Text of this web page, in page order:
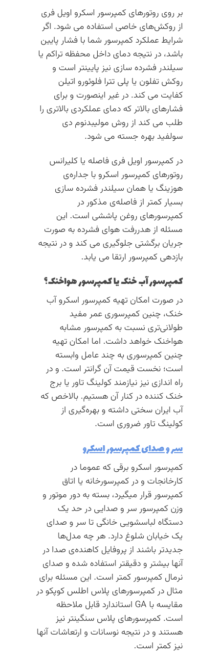
بر روی روتورهای کمپرسور اسکرو اویل فری
از روکش‌های خاصی استفاده می شود. اگر
شرایط عملکرد کمپرسور شما با فشار پایین
باشد، در نتیجه دمای داخل محفظه تراکم یا
سیلندر فشرده سازی نیز پایینتر است و
روکش تفلون یا پلی تترا فلوئورو اتیلن
کفایت می کند. در غیر اینصورت و برای
فشارهای بالاتر که دمای عملکردی بالاتری را
طلب می کند از روش مولیبدنوم دی
سولفید بهره جسته می شود.
در کمپرسور اویل فری فاصله یا کلیرانس
روتورهای کمپرسور اسکرو با جداره‌ی
هوزینگ یا همان سیلندر فشرده سازی
بسیار کمتر از فاصله‌ی مذکور در
کمپرسورهای روغن پاششی است. این
مسئله از هدررفت هوای فشرده به صورت
جریان برگشتی جلوگیری می کند و در نتیجه
بازدهی کمپرسور ارتقا می یابد.
کمپرسور آب خنک یا کمپرسور هواخنک؟
در صورت امکان تهیه کمپرسور اسکرو آب
خنک، چنین کمپرسوری عمر مفید
طولانی‌تری نسبت به کمپرسور مشابه
هواخنک خواهد داشت. اما امکان تهیه
چنین کمپرسوری به چند عامل وابسته
است؛ نخست قیمت آن گرانتر است. و در
راه اندازی نیز نیازمند کولینگ تاور یا برج
خنک کننده در کنار آن هستیم. بالاخص که
آب ایران سختی داشته و بهره‌گیری از
کولینگ تاور ضروری است.
سر و صدای کمپرسور اسکرو
کمپرسور اسکرو برقی که عموما در
کارخانجات و در کمپرسورخانه یا اتاق
کمپرسور قرار میگیرد، بسته به دور موتور و
وزن کمپرسور سر و صدایی در حد یک
دستگاه لباسشویی خانگی تا سر و صدای
یک خیابان شلوغ دارد. هر چه مدل‌ها
جدیدتر باشند از پروفایل کاهنده‌ی صدا در
آنها بیشتر و دقیقتر استفاده شده و صدای
نرمال کمپرسور کمتر است. این مسئله برای
مثال در کمپرسورهای پلاس اطلس کوپکو در
مقایسه با GA استاندارد قابل ملاحظه
است. کمپرسورهای پلاس سنگینتر نیز
هستند و در نتیجه نوسانات و ارتعاشات آنها
نیز کمتر است.